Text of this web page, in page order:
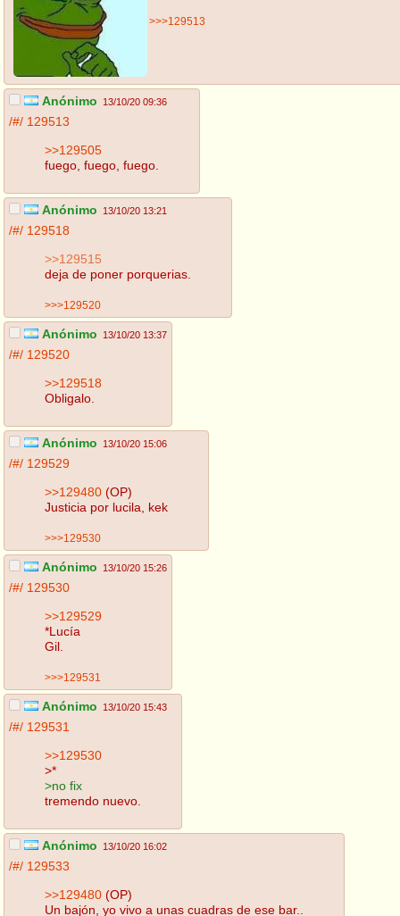
>>>129513
Anónimo 13/10/20 09:36
/#/ 129513
>>129505
fuego, fuego, fuego.
Anónimo 13/10/20 13:21
/#/ 129518
>>129515
deja de poner porquerias.
>>>129520
Anónimo 13/10/20 13:37
/#/ 129520
>>129518
Obligalo.
Anónimo 13/10/20 15:06
/#/ 129529
>>129480 (OP)
Justicia por lucila, kek
>>>129530
Anónimo 13/10/20 15:26
/#/ 129530
>>129529
*Lucía
Gil.
>>>129531
Anónimo 13/10/20 15:43
/#/ 129531
>>129530
>*
>no fix
tremendo nuevo.
Anónimo 13/10/20 16:02
/#/ 129533
>>129480 (OP)
Un bajón, yo vivo a unas cuadras de ese bar..